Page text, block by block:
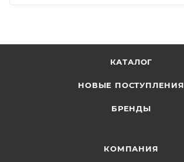
КАТАЛОГ
НОВЫЕ ПОСТУПЛЕНИЯ
БРЕНДЫ
КОМПАНИЯ